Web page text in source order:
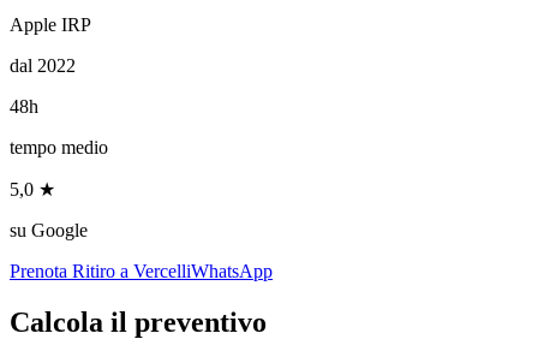
Apple IRP
dal 2022
48h
tempo medio
5,0 ★
su Google
Prenota Ritiro a VercelliWhatsApp
Calcola il preventivo